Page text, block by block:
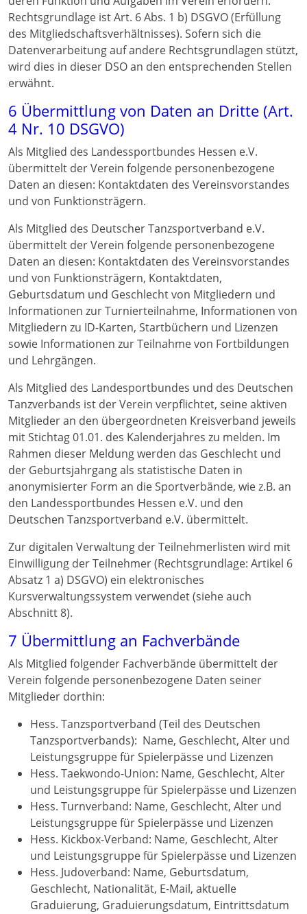
Rechtsgrundlage ist Art. 6 Abs. 1 b) DSGVO (Erfüllung
des Mitgliedschaftsverhältnisses). Sofern sich die
Datenverarbeitung auf andere Rechtsgrundlagen stützt,
wird dies in dieser DSO an den entsprechenden Stellen
erwähnt.
6 Übermittlung von Daten an Dritte (Art.
4 Nr. 10 DSGVO)
Als Mitglied des Landessportbundes Hessen e.V.
übermittelt der Verein folgende personenbezogene
Daten an diesen: Kontaktdaten des Vereinsvorstandes
und von Funktionsträgern.
Als Mitglied des Deutscher Tanzsportverband e.V.
übermittelt der Verein folgende personenbezogene
Daten an diesen: Kontaktdaten des Vereinsvorstandes
und von Funktionsträgern, Kontaktdaten,
Geburtsdatum und Geschlecht von Mitgliedern und
Informationen zur Turnierteilnahme, Informationen von
Mitgliedern zu ID-Karten, Startbüchern und Lizenzen
sowie Informationen zur Teilnahme von Fortbildungen
und Lehrgängen.
Als Mitglied des Landesportbundes und des Deutschen
Tanzverbands ist der Verein verpflichtet, seine aktiven
Mitglieder an den übergeordneten Kreisverband jeweils
mit Stichtag 01.01. des Kalenderjahres zu melden. Im
Rahmen dieser Meldung werden das Geschlecht und
der Geburtsjahrgang als statistische Daten in
anonymisierter Form an die Sportverbände, wie z.B. an
den Landessportbundes Hessen e.V. und den
Deutschen Tanzsportverband e.V. übermittelt.
Zur digitalen Verwaltung der Teilnehmerlisten wird mit
Einwilligung der Teilnehmer (Rechtsgrundlage: Artikel 6
Absatz 1 a) DSGVO) ein elektronisches
Kursverwaltungssystem verwendet (siehe auch
Abschnitt 8).
7 Übermittlung an Fachverbände
Als Mitglied folgender Fachverbände übermittelt der
Verein folgende personenbezogene Daten seiner
Mitglieder dorthin:
Hess. Tanzsportverband (Teil des Deutschen
Tanzsportverbands): Name, Geschlecht, Alter und
Leistungsgruppe für Spielerpässe und Lizenzen
Hess. Taekwondo-Union: Name, Geschlecht, Alter
und Leistungsgruppe für Spielerpässe und Lizenzen
Hess. Turnverband: Name, Geschlecht, Alter und
Leistungsgruppe für Spielerpässe und Lizenzen
Hess. Kickbox-Verband: Name, Geschlecht, Alter
und Leistungsgruppe für Spielerpässe und Lizenzen
Hess. Judoverband: Name, Geburtsdatum,
Geschlecht, Nationalität, E-Mail, aktuelle
Graduierung, Graduierungsdatum, Eintrittsdatum